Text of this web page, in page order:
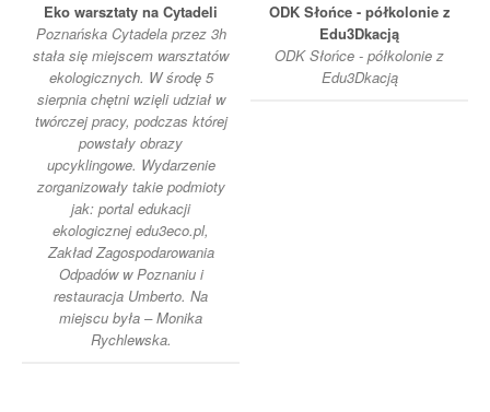
Eko warsztaty na Cytadeli
Poznańska Cytadela przez 3h
stała się miejscem warsztatów
ekologicznych. W środę 5
sierpnia chętni wzięli udział w
twórczej pracy, podczas której
powstały obrazy
upcyklingowe. Wydarzenie
zorganizowały takie podmioty
jak: portal edukacji
ekologicznej edu3eco.pl,
Zakład Zagospodarowania
Odpadów w Poznaniu i
restauracja Umberto. Na
miejscu była – Monika
Rychlewska.
ODK Słońce - półkolonie z
Edu3Dkacją
ODK Słońce - półkolonie z
Edu3Dkacją